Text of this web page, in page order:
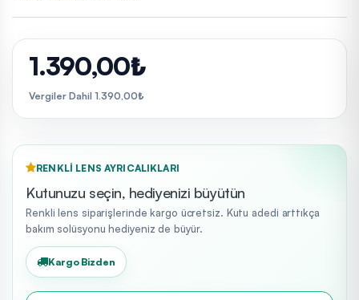
1.390,00₺
Vergiler Dahil 1.390,00₺
RENKLI LENS AYRICALIKLARI
Kutunuzu seçin, hediyenizi büyütün
Renkli lens siparişlerinde kargo ücretsiz. Kutu adedi arttıkça
bakım solüsyonu hediyeniz de büyür.
Kargo Bizden